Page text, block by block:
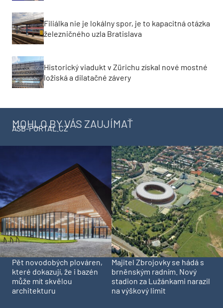
Filiálka nie je lokálny spor, je to kapacitná otázka
železničného uzla Bratislava
Historický viadukt v Zürichu získal nové mostné
ložiská a dilatačné závery
MOHLO BY VÁS ZAUJÍMAŤ
ASB-PORTAL.CZ
Pět novodobých plováren,
které dokazují, že i bazén
může mít skvělou
architekturu
Majitel Zbrojovky se hádá s
brněnským radním. Nový
stadion za Lužánkami narazil
na výškový limit